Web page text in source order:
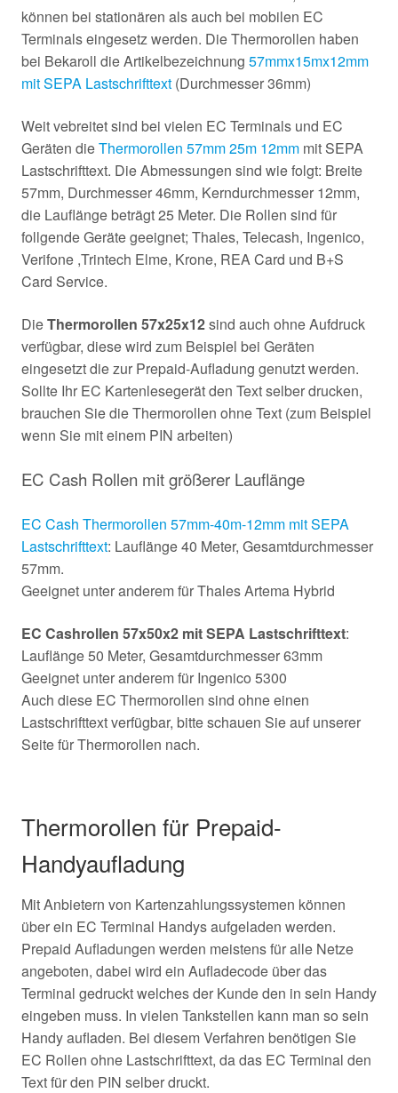
können bei stationären als auch bei mobilen EC
Terminals eingesetz werden. Die Thermorollen haben
bei Bekaroll die Artikelbezeichnung 57mmx15mx12mm
mit SEPA Lastschrifttext (Durchmesser 36mm)
Weit vebreitet sind bei vielen EC Terminals und EC
Geräten dieThermorollen 57mm 25m 12mm mit SEPA
Lastschrifttext. Die Abmessungen sind wie folgt: Breite
57mm, Durchmesser 46mm, Kerndurchmesser 12mm,
die Lauflänge beträgt 25 Meter. Die Rollen sind für
follgende Geräte geeignet; Thales, Telecash, Ingenico,
Verifone ,Trintech Elme, Krone, REA Card und B+S
Card Service.
DieThermorollen 57x25x12sind auch ohne Aufdruck
verfügbar, diese wird zum Beispiel bei Geräten
eingesetzt die zur Prepaid-Aufladung genutzt werden.
Sollte Ihr EC Kartenlesegerät den Text selber drucken,
brauchen Sie die Thermorollen ohne Text (zum Beispiel
wenn Sie mit einem PIN arbeiten)
EC Cash Rollen mit größerer Lauflänge
EC Cash Thermorollen 57mm-40m-12mm mit SEPA
Lastschrifttext: Lauflänge 40 Meter, Gesamtdurchmesser
57mm.
Geeignet unter anderem für Thales Artema Hybrid
EC Cashrollen 57x50x2 mit SEPA Lastschrifttext:
Lauflänge 50 Meter, Gesamtdurchmesser 63mm
Geeignet unter anderem für Ingenico 5300
Auch diese EC Thermorollen sind ohne einen
Lastschrifttext verfügbar, bitte schauen Sie auf unserer
Seite für Thermorollen nach.
Thermorollen für Prepaid-
Handyaufladung
Mit Anbietern von Kartenzahlungssystemen können
über ein EC Terminal Handys aufgeladen werden.
Prepaid Aufladungen werden meistens für alle Netze
angeboten, dabei wird ein Aufladecode über das
Terminal gedruckt welches der Kunde den in sein Handy
eingeben muss. In vielen Tankstellen kann man so sein
Handy aufladen. Bei diesem Verfahren benötigen Sie
EC Rollen ohne Lastschrifttext, da das EC Terminal den
Text für den PIN selber druckt.